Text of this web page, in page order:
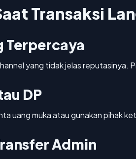
Transaksi
Terpercaya
yang tidak jelas reputasinya.
DP
uang muka atau gunakan pihak
Admin